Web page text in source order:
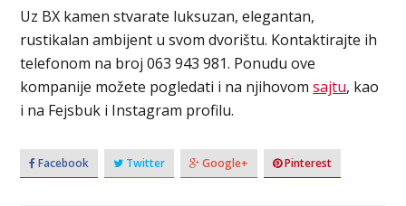
Uz BX kamen stvarate luksuzan, elegantan,
rustikalan ambijent u svom dvorištu. Kontaktirajte ih
telefonom na broj 063 943 981. Ponudu ove
kompanije možete pogledati i na njihovomsajtu, kao
i na Fejsbuk i Instagram profilu.
Facebook Twitter Google+ Pinterest